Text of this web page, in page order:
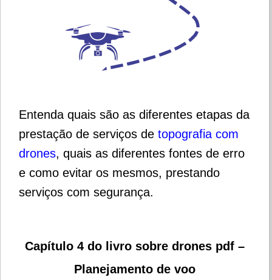
Entenda quais são as diferentes etapas da
prestação de serviços de topografia com
drones, quais as diferentes fontes de erro
e como evitar os mesmos, prestando
serviços com segurança.
Capítulo 4 do livro sobre drones pdf –
Planejamento de voo